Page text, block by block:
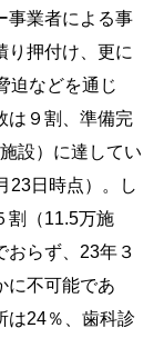
事業者による事
り押付け、更に
迫などを通じ
は９割、準備完
設）に達してい
23日時点）。し
割（11.5万施
おらず、23年３
に不可能であ
は24％、歯科診